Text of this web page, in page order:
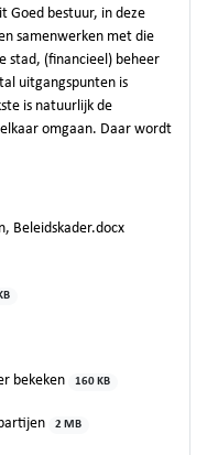
Goed bestuur, in deze
samenwerken met die
stad, (financieel) beheer
uitgangspunten is
is natuurlijk de
omgaan. Daar wordt
Beleidskader.docx
bekeken 160 KB
2 MB